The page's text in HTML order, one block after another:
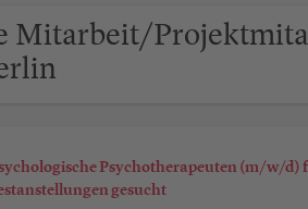
Mitarbeit/
Psychotherapeuten (m/w/d)
gesucht